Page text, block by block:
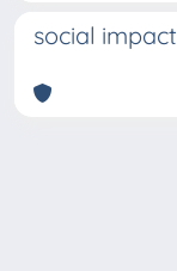
social impact